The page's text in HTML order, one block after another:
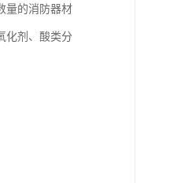
量的消防器材
化剂、酸类分